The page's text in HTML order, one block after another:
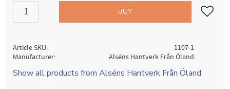
BUY Add to
Article SKU
1107-1
Manufacturer
Alséns Hantverk Från Öland
Show all products from Alséns Hantverk Från Öland